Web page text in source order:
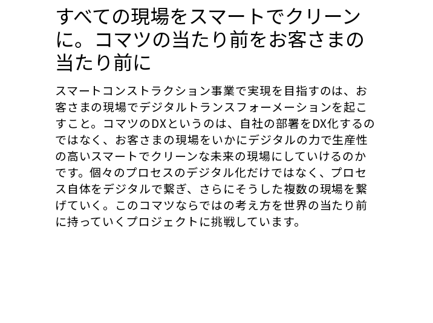
すべての現場をスマートでクリーン
に。コマツの当たり前をお客さまの
当たり前に
スマートコンストラクション事業で実現を目指すのは、お
客さまの現場でデジタルトランスフォーメーションを起こ
すこと。コマツのDXというのは、自社の部署をDX化するの
ではなく、お客さまの現場をいかにデジタルの力で生産性
の高いスマートでクリーンな未来の現場にしていけるのか
です。個々のプロセスのデジタル化だけではなく、プロセ
ス自体をデジタルで繋ぎ、さらにそうした複数の現場を繋
げていく。このコマツならではの考え方を世界の当たり前
に持っていくプロジェクトに挑戦しています。